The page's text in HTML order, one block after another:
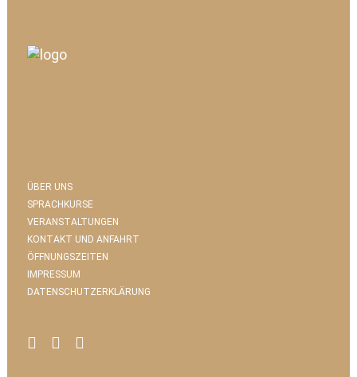
ÜBER UNS
SPRACHKURSE
VERANSTALTUNGEN
KONTAKT UND ANFAHRT
ÖFFNUNGSZEITEN
IMPRESSUM
DATENSCHUTZERKLÄRUNG